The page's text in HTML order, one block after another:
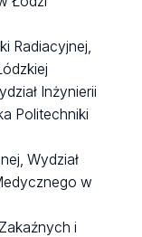
Radiacyjnej,
Inżynierii
Politechniki
Wydział
w
i